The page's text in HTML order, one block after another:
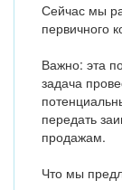
Сейчас мы
первичного
Важно: эта
задача
передать
продажам.
Что мы